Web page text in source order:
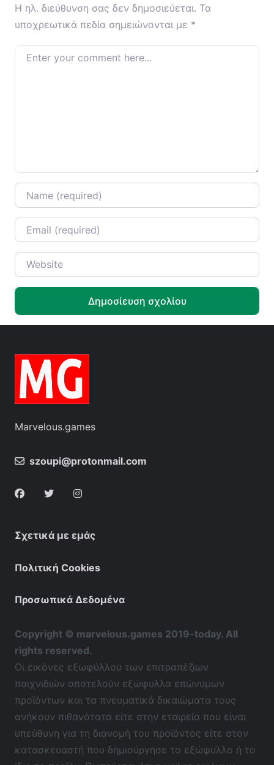
Η ηλ. διεύθυνση σας δεν δημοσιεύεται. Τα
υποχρεωτικά πεδία σημειώνονται με *
Enter your comment here…
Name
Email
Website
Marvelous.games
szoupi@protonmail.com
Σχετικά με εμάς
Πολιτική Cookies
Προσωπικά Δεδομένα
Copyright © marvelous.games 2019-today. All
rights reserved.
Οι εικόνες εξωφύλλου των επιτραπέζιων
παιχνιδιών αποτελούν εξώφυλλα επώνυμων
προϊόντων και τα πνευματικά δικαιώματα τους
ανήκουν πιθανότατα είτε στην εταιρεία που είναι
υπεύθυνη για τη διανομή του προϊόντος είτε στον
κατασκευαστή που δημιούργησε το εξώφυλλο ή το